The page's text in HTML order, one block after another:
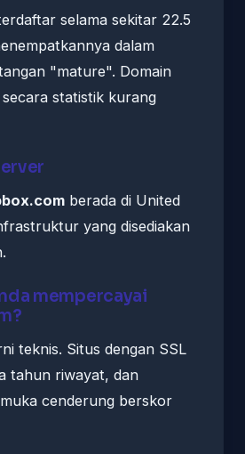
selama sekitar 22.5
dalam
"mature". Domain
statistik kurang
berada di United
yang disediakan
mempercayai
teknis. Situs dengan SSL
tahun riwayat, dan
cenderung berskor